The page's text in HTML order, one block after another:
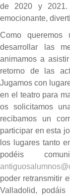
de 2020 y
emocionante,
Como queremos
desarrollar las
animamos a
retorno de las
Jugamos con
en el teatro para
os solicitamos
recibamos un
participar en esta
los lugares tanto
podéis
poder retransmitir
Valladolid,